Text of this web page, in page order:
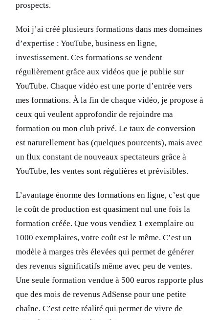
prospects.
Moi j’ai créé plusieurs formations dans mes domaines
d’expertise : YouTube, business en ligne,
investissement. Ces formations se vendent
régulièrement grâce aux vidéos que je publie sur
YouTube. Chaque vidéo est une porte d’entrée vers
mes formations. À la fin de chaque vidéo, je propose à
ceux qui veulent approfondir de rejoindre ma
formation ou mon club privé. Le taux de conversion
est naturellement bas (quelques pourcents), mais avec
un flux constant de nouveaux spectateurs grâce à
YouTube, les ventes sont régulières et prévisibles.
L’avantage énorme des formations en ligne, c’est que
le coût de production est quasiment nul une fois la
formation créée. Que vous vendiez 1 exemplaire ou
1000 exemplaires, votre coût est le même. C’est un
modèle à marges très élevées qui permet de générer
des revenus significatifs même avec peu de ventes.
Une seule formation vendue à 500 euros rapporte plus
que des mois de revenus AdSense pour une petite
chaîne. C’est cette réalité qui permet de vivre de